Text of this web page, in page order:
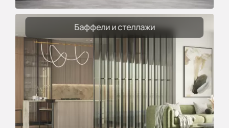
Баффели и стеллажи